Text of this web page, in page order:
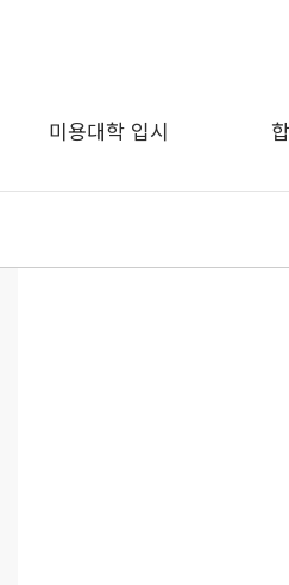
미용대학 입시